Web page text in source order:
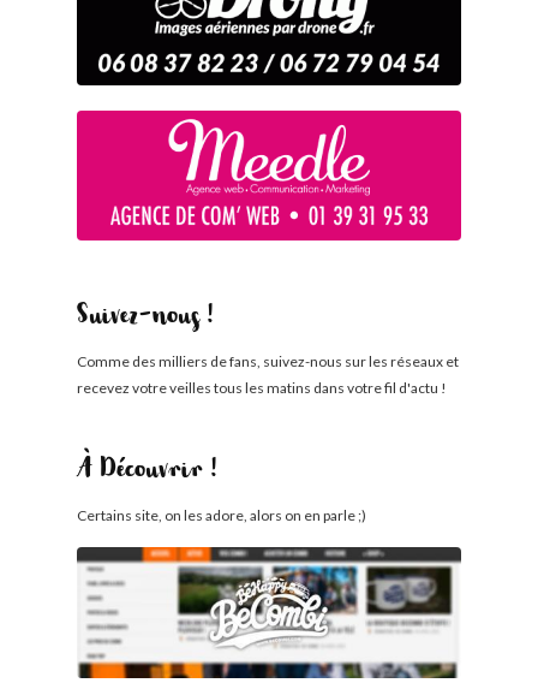
Suivez-nous !
Comme des milliers de fans, suivez-nous sur les réseaux et
recevez votre veilles tous les matins dans votre fil d'actu !
À Découvrir !
Certains site, on les adore, alors on en parle ;)